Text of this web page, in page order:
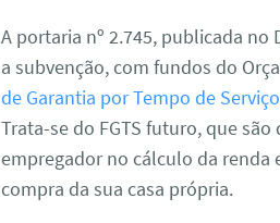
A portaria nº 2.745, publicada
a subvenção, com fundos do
de Garantia por Tempo de Serviço
Trata-se do FGTS futuro, que
empregador no cálculo da renda
compra da sua casa própria.